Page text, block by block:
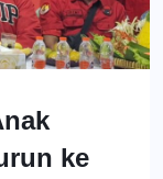
ke